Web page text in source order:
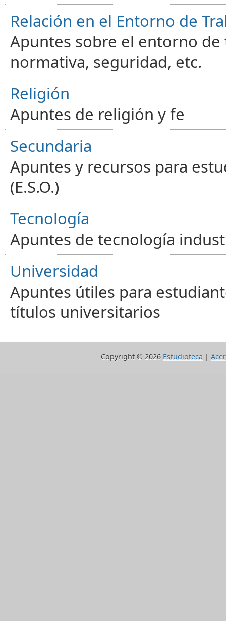
Relación en el Entorno de
Apuntes sobre el entorno
normativa, seguridad, etc.
Religión
Apuntes de religión y fe
Secundaria
Apuntes y recursos para
(E.S.O.)
Tecnología
Apuntes de tecnología
Universidad
Apuntes útiles para
títulos universitarios
Copyright © 2026 Estudioteca |